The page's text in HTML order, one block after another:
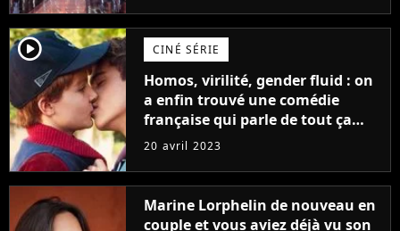
player2 CINÉ SÉRIE
Homos, virilité, gender fluid : on
a enfin trouvé une comédie
française qui parle de tout ça
sans être super ringarde
20 avril 2023
Marine Lorphelin de nouveau en
couple et vous aviez déjà vu son